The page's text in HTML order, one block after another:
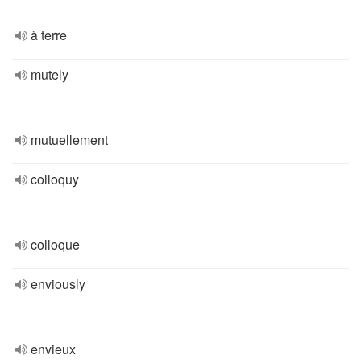
à terre
mutely
mutuellement
colloquy
colloque
enviously
envieux